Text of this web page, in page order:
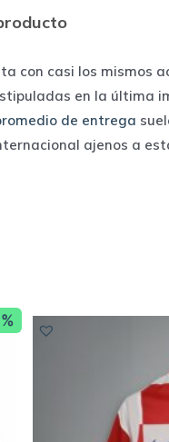
con casi los mismos
en la última
de entrega
ajenos a